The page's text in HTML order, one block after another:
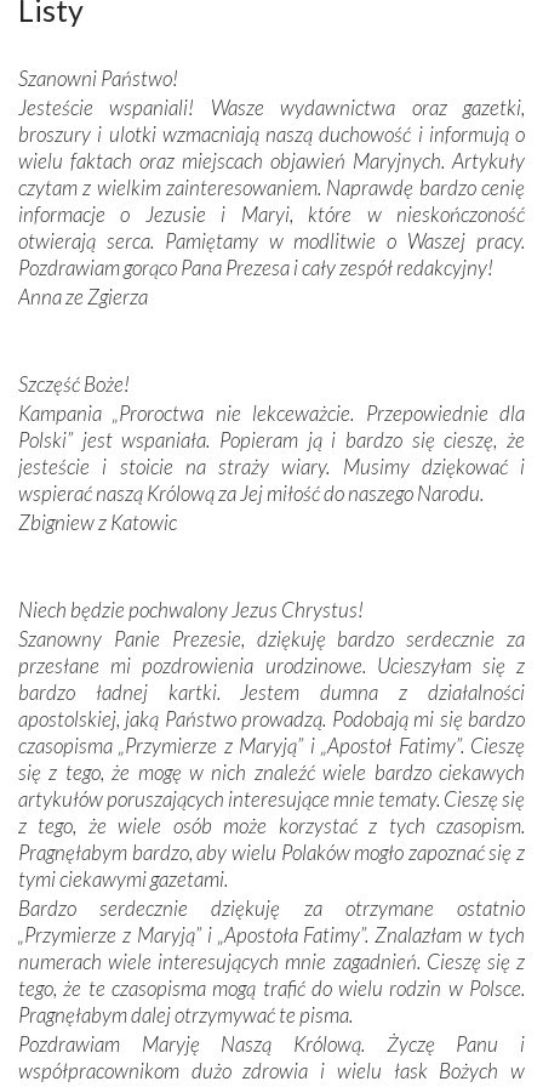
połączenie talentów z wytrwałością i pracowitością
Podążyliśmy też śladami fatimskich wizjonerów – Łucji
dos Santos oraz świętych Hiacynty i Franciszka Marto.
Modliliśmy się przy ich grobach. Odprawiliśmy Drogę
Krzyżową w ich rodzinnych stronach, odwiedziliśmy
domy, w których żyli.
W miejscu objawień Matki Bożej zapaliliśmy świece
przywiezione wraz z intencjami powierzonymi nam przez
spotykaliśmy się z serdeczną otwartością
Portugalczyków. Podziwialiśmy ich ludową sztukę i
zwyczaje. Mimo że nasze kraje są od siebie bardzo
oddalone, w żaden sposób nie czuliśmy się obco.
Sprawiła to oczywiście sama Matka Boża, ale też
kulturowa bliskość biorąca swój początek w naszej
mieliśmy okazję przekonać się, że Maryja swoją opieką
otacza nie tylko nasz naród, lecz wszystkie nacje, które
się Jej ufnie oddają, a także każdą osobę, która zawierza
Jej siebie oraz swych bliskich.
Dzieje Portugalii to również historia wierności Bogu i
odstępstw, także w życiu władców. Trudne momenty w
wymiarze tak osobistym, jak i zbiorowym, przypominają o
konieczności ciągłego zabiegania o własną duszę i o łaskę
Opatrzności. Wierność przynosi pomyślność –
przynajmniej w życiu duchowym. Odstępstwo owocuje
nieszczęściem i śmiercią. Te uniwersalne prawdy
przychodziły na myśl, gdy słuchaliśmy opowieści
przewodników o portugalskich monarchach i wodzach,
zwycięskich bitwach i nieszczęśliwych losach grzesznych
kochanków.
Byli tym razem pośród Apostołów Fatimy reprezentanci
każdego spośród żyjących pokoleń. Najmłodszy uczestnik
Listy
Szanowni Państwo!
Jesteście wspaniali! Wasze wydawnictwa oraz gazetki,
broszury i ulotki wzmacniają naszą duchowość i informują o
wielu faktach oraz miejscach objawień Maryjnych. Artykuły
czytam z wielkim zainteresowaniem. Naprawdę bardzo cenię
informacje o Jezusie i Maryi, które w nieskończoność
otwierają serca. Pamiętamy w modlitwie o Waszej pracy.
Pozdrawiam gorąco Pana Prezesa i cały zespół redakcyjny!
Anna ze Zgierza
Szczęść Boże!
Kampania „Proroctwa nie lekceważcie. Przepowiednie dla
Polski” jest wspaniała. Popieram ją i bardzo się cieszę, że
jesteście i stoicie na straży wiary. Musimy dziękować i
wspierać naszą Królową za Jej miłość do naszego Narodu.
Zbigniew z Katowic
Niech będzie pochwalony Jezus Chrystus!
Szanowny Panie Prezesie, dziękuję bardzo serdecznie za
przesłane mi pozdrowienia urodzinowe. Ucieszyłam się z
bardzo ładnej kartki. Jestem dumna z działalności
apostolskiej, jaką Państwo prowadzą. Podobają mi się bardzo
czasopisma „Przymierze z Maryją” i „Apostoł Fatimy”. Cieszę
się z tego, że mogę w nich znaleźć wiele bardzo ciekawych
artykułów poruszających interesujące mnie tematy. Cieszę się
z tego, że wiele osób może korzystać z tych czasopism.
Pragnęłabym bardzo, aby wielu Polaków mogło zapoznać się z
tymi ciekawymi gazetami.
Bardzo serdecznie dziękuję za otrzymane ostatnio
„Przymierze z Maryją” i „Apostoła Fatimy”. Znalazłam w tych
numerach wiele interesujących mnie zagadnień. Cieszę się z
tego, że te czasopisma mogą trafić do wielu rodzin w Polsce.
Pragnęłabym dalej otrzymywać te pisma.
Pozdrawiam Maryję Naszą Królową. Życzę Panu i
współpracownikom dużo zdrowia i wielu łask Bożych w